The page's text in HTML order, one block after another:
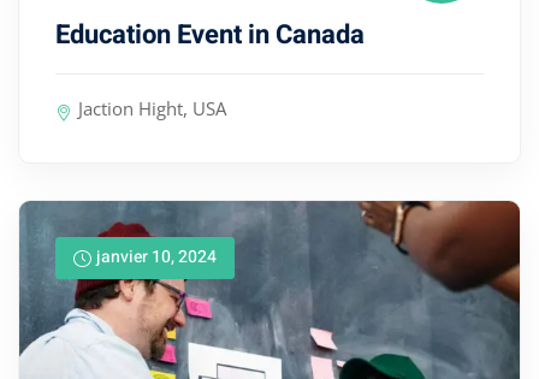
Education Event in Canada
Jaction Hight, USA
janvier 10, 2024